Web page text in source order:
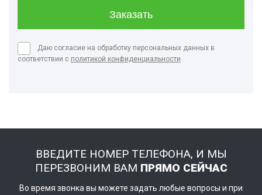
Даю согласие на обработку персональных данных в
соответствии с политикой конфиденциальности
ВВЕДИТЕ НОМЕР ТЕЛЕФОНА, И МЫ
ПЕРЕЗВОНИМ ВАМ ПРЯМО СЕЙЧАС
Во время звонка вы можете задать любые вопросы и при